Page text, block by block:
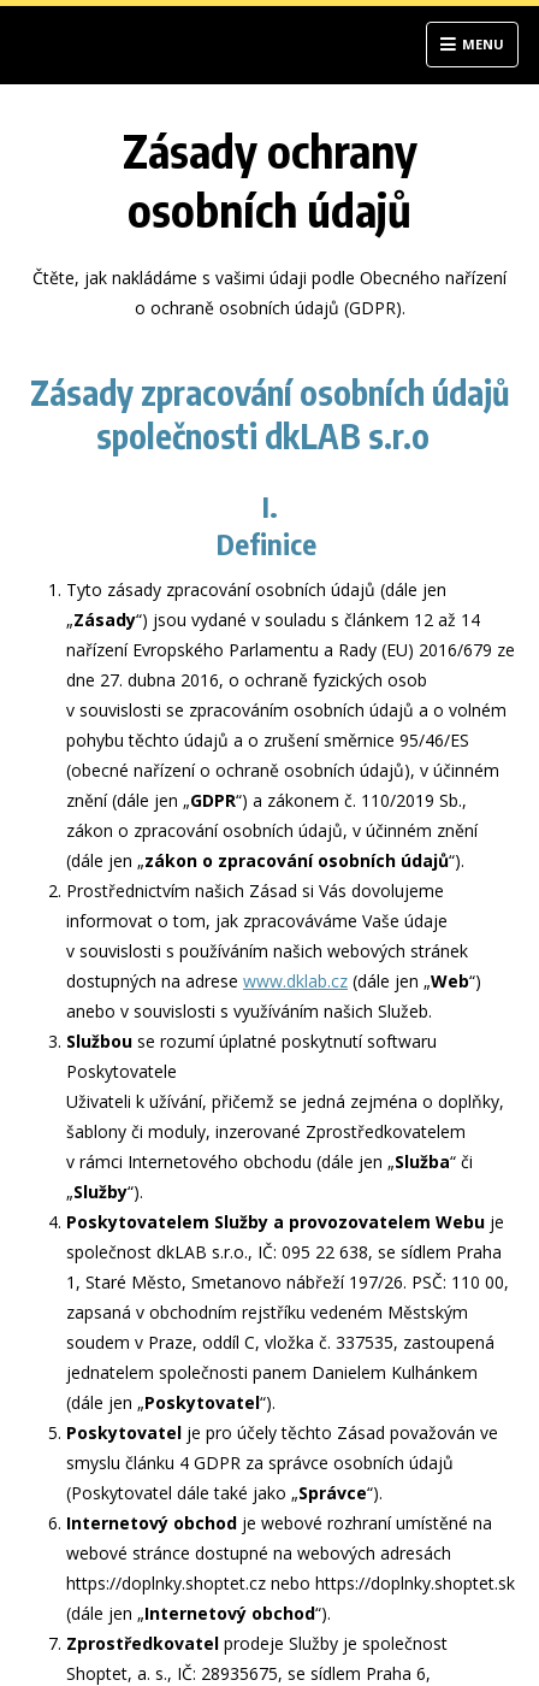
MENU
Zásady ochrany
osobních údajů
Čtěte, jak nakládáme s vašimi údaji podle Obecného nařízení
o ochraně osobních údajů (GDPR).
Zásady zpracování osobních údajů
společnosti dkLAB s.r.o
I.
Definice
Tyto zásady zpracování osobních údajů (dále jen
„Zásady“) jsou vydané v souladu s článkem 12 až 14
nařízení Evropského Parlamentu a Rady (EU) 2016/679 ze
dne 27. dubna 2016, o ochraně fyzických osob
v souvislosti se zpracováním osobních údajů a o volném
pohybu těchto údajů a o zrušení směrnice 95/46/ES
(obecné nařízení o ochraně osobních údajů), v účinném
znění (dále jen „GDPR“) a zákonem č. 110/2019 Sb.,
zákon o zpracování osobních údajů, v účinném znění
(dále jen „zákon o zpracování osobních údajů“).
Prostřednictvím našich Zásad si Vás dovolujeme
informovat o tom, jak zpracováváme Vaše údaje
v souvislosti s používáním našich webových stránek
dostupných na adrese www.dklab.cz (dále jen „Web“)
anebo v souvislosti s využíváním našich Služeb.
Službou se rozumí úplatné poskytnutí softwaru
Poskytovatele
Uživateli k užívání, přičemž se jedná zejména o doplňky,
šablony či moduly, inzerované Zprostředkovatelem
v rámci Internetového obchodu (dále jen „Služba“ či
„Služby“).
Poskytovatelem Služby a provozovatelem Webu je
společnost dkLAB s.r.o., IČ: 095 22 638, se sídlem Praha
1, Staré Město, Smetanovo nábřeží 197/26. PSČ: 110 00,
zapsaná v obchodním rejstříku vedeném Městským
soudem v Praze, oddíl C, vložka č. 337535, zastoupená
jednatelem společnosti panem Danielem Kulhánkem
(dále jen „Poskytovatel“).
Poskytovatel je pro účely těchto Zásad považován ve
smyslu článku 4 GDPR za správce osobních údajů
(Poskytovatel dále také jako „Správce“).
Internetový obchod je webové rozhraní umístěné na
webové stránce dostupné na webových adresách
https://doplnky.shoptet.cz nebo https://doplnky.shoptet.sk
(dále jen „Internetový obchod“).
Zprostředkovatel prodeje Služby je společnost
Shoptet, a. s., IČ: 28935675, se sídlem Praha 6,